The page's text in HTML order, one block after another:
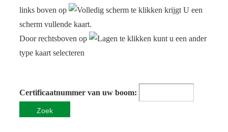
links boven op
te klikken krijgt U een
scherm vullende kaart.
Door rechtsboven op
te klikken kunt u een ander
type kaart selecteren
Certificaatnummer van uw boom: